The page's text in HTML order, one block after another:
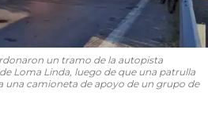
un tramo de la autopista
Loma Linda, luego de que una patrulla
una camioneta de apoyo de un grupo de